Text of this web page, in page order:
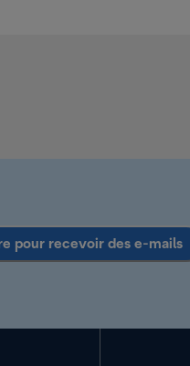
pour recevoir des e-mails